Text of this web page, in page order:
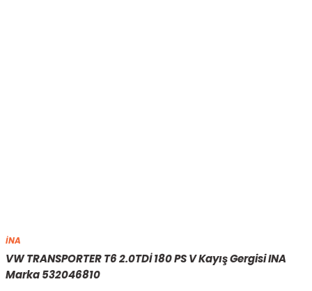
İNA
VW TRANSPORTER T6 2.0TDİ 180 PS V Kayış Gergisi INA
Marka 532046810